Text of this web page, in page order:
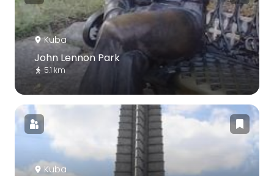
Kuba
John Lennon Park
5.1 km
Kuba